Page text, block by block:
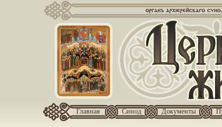
Главная Синод Документы